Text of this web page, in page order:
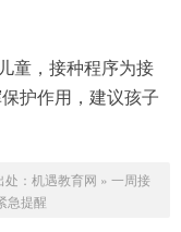
童，接种程序为接
护作用，建议孩子
： 机遇教育网 » 一周接
急提醒